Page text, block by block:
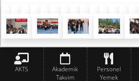
AKTS
Akademik
Takvim
Personel
Yemek